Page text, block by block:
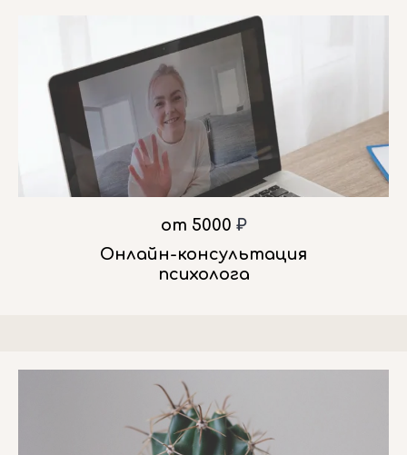
от 5000 ₽
Онлайн-консультация
психолога